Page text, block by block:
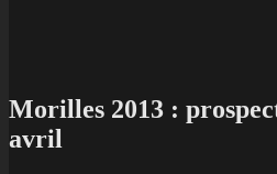
Morilles 2013 :
avril